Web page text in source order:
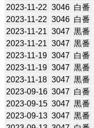
2023-11-22 3046 白番
2023-11-22 3046 白番
2023-11-21 3047 黒番
2023-11-21 3047 黒番
2023-11-19 3047 白番
2023-11-19 3047 黒番
2023-11-18 3047 黒番
2023-09-16 3047 白番
2023-09-15 3047 黒番
2023-09-13 3047 黒番